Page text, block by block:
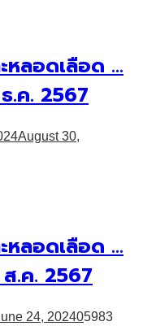
หลอดเลือด …
.ค. 2567
August 30,
หลอดเลือด …
.ค. 2567
24, 202405983